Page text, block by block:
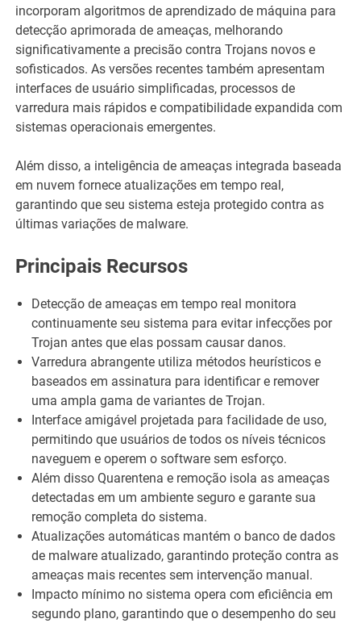
incorporam algoritmos de aprendizado de máquina para
detecção aprimorada de ameaças, melhorando
significativamente a precisão contra Trojans novos e
sofisticados. As versões recentes também apresentam
interfaces de usuário simplificadas, processos de
varredura mais rápidos e compatibilidade expandida com
sistemas operacionais emergentes.
Além disso, a inteligência de ameaças integrada baseada
em nuvem fornece atualizações em tempo real,
garantindo que seu sistema esteja protegido contra as
últimas variações de malware.
Principais Recursos
Detecção de ameaças em tempo real monitora
continuamente seu sistema para evitar infecções por
Trojan antes que elas possam causar danos.
Varredura abrangente utiliza métodos heurísticos e
baseados em assinatura para identificar e remover
uma ampla gama de variantes de Trojan.
Interface amigável projetada para facilidade de uso,
permitindo que usuários de todos os níveis técnicos
naveguem e operem o software sem esforço.
Além disso Quarentena e remoção isola as ameaças
detectadas em um ambiente seguro e garante sua
remoção completa do sistema.
Atualizações automáticas mantém o banco de dados
de malware atualizado, garantindo proteção contra as
ameaças mais recentes sem intervenção manual.
Impacto mínimo no sistema opera com eficiência em
segundo plano, garantindo que o desempenho do seu